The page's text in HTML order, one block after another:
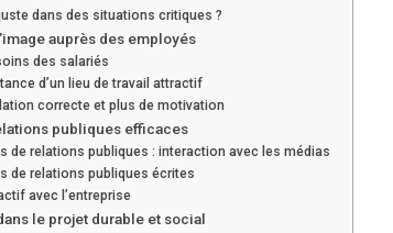
dans des situations critiques ?
auprès des employés
des salariés
d’un lieu de travail attractif
correcte et plus de motivation
publiques efficaces
de relations publiques : interaction avec les médias
de relations publiques écrites
avec l’entreprise
le projet durable et social